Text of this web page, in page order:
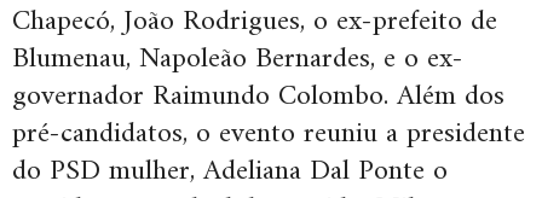
Chapecó, João Rodrigues, o ex-prefeito de
Blumenau, Napoleão Bernardes, e o ex-
governador Raimundo Colombo. Além dos
pré-candidatos, o evento reuniu a presidente
do PSD mulher, Adeliana Dal Ponte o